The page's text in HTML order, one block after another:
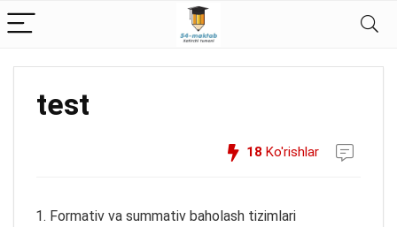
test
18 Ko'rishlar
Formativ va summativ baholash tizimlari